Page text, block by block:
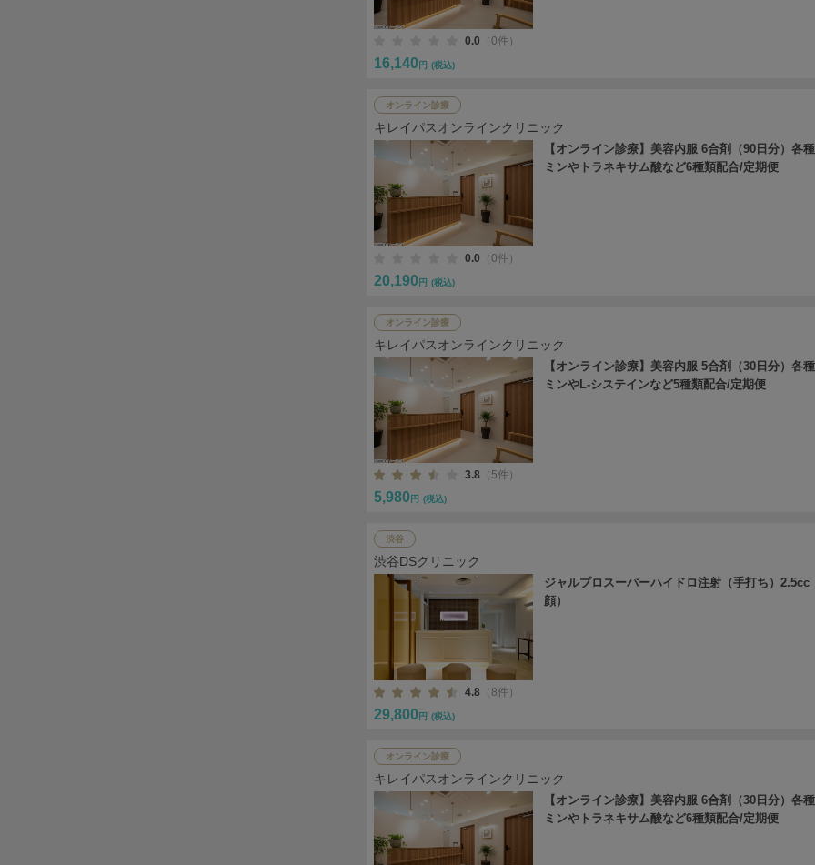
0.0 （0件）
16,140 円 (税込)
オンライン診療
キレイパスオンラインクリニック
【オンライン診療】美容内服 6合剤（90日分）各
ミンやトラネキサム酸など6種類配合/定期便
0.0 （0件）
20,190 円 (税込)
オンライン診療
キレイパスオンラインクリニック
【オンライン診療】美容内服 5合剤（30日分）各
ミンやL-システインなど5種類配合/定期便
3.8 （5件）
5,980 円 (税込)
渋谷
渋谷DSクリニック
ジャルプロスーパーハイドロ注射（手打ち）2.5cc
顔）
4.8 （8件）
29,800 円 (税込)
オンライン診療
キレイパスオンラインクリニック
【オンライン診療】美容内服 6合剤（30日分）各
ミンやトラネキサム酸など6種類配合/定期便